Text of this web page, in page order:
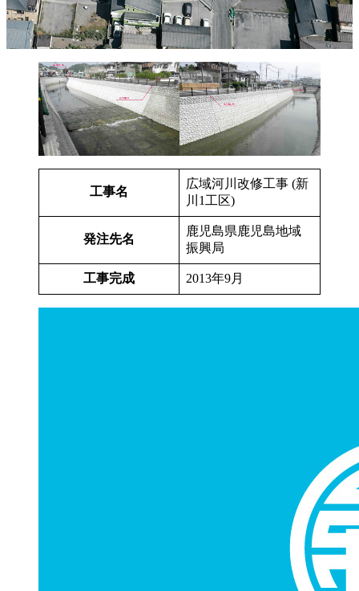
工事名
広域河川改修工事 (新
川1工区)
発注先名
鹿児島県鹿児島地域
振興局
工事完成 2013年9月